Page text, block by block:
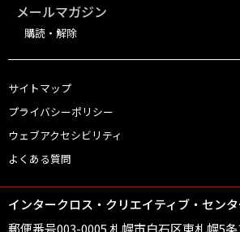
メールマガジン
購読・解除
サイトマップ
プライバシーポリシー
ウェブアクセシビリティ
よくある質問
インタークロス・クリエイティブ・センタ
郵便番号003-0005 札幌市白石区東札幌5